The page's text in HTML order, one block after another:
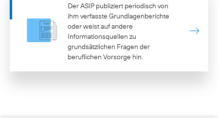
Der ASIP publiziert periodisch von
ihm verfasste Grundlagenberichte
oder weist auf andere
Informationsquellen zu
grundsätzlichen Fragen der
beruflichen Vorsorge hin.